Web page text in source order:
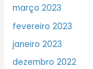
março 2023
fevereiro 2023
janeiro 2023
dezembro 2022